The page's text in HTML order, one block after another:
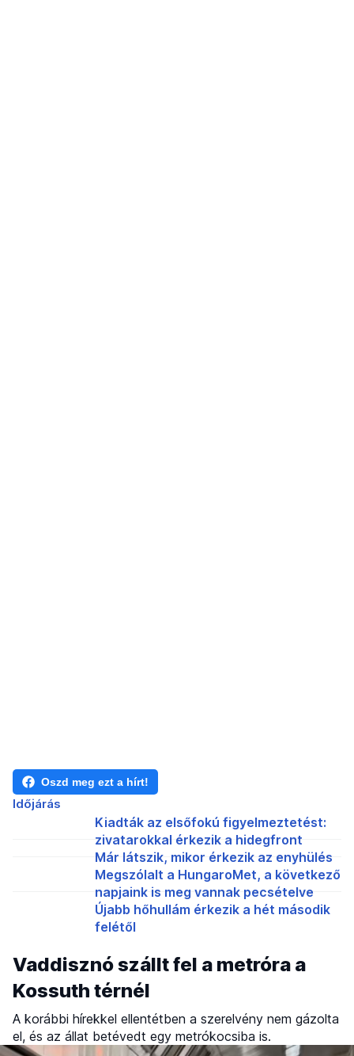
Oszd meg ezt a hírt!
Időjárás
Kiadták az elsőfokú figyelmeztetést:
zivatarokkal érkezik a hidegfront
Már látszik, mikor érkezik az enyhülés
Megszólalt a HungaroMet, a következő
napjaink is meg vannak pecsételve
Újabb hőhullám érkezik a hét második
felétől
Vaddisznó szállt fel a metróra a
Kossuth térnél
A korábbi hírekkel ellentétben a szerelvény nem gázolta
el, és az állat betévedt egy metrókocsiba is.